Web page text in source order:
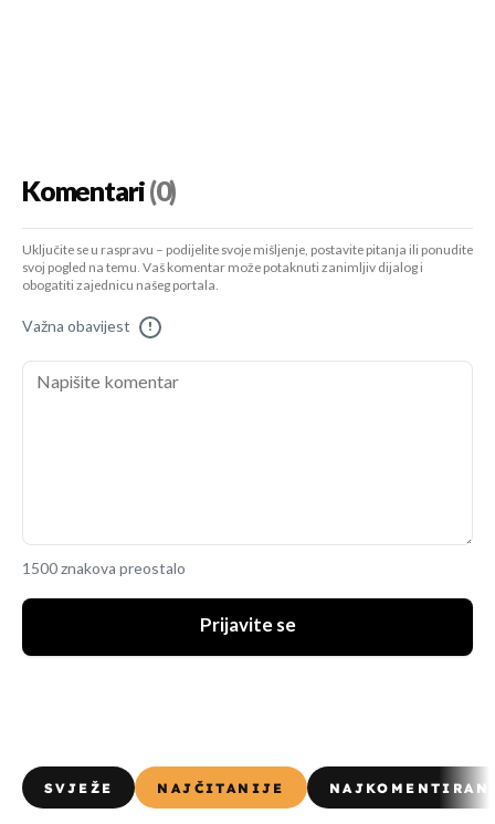
Komentari(0)
Uključite se u raspravu – podijelite svoje mišljenje, postavite pitanja ili ponudite
svoj pogled na temu. Vaš komentar može potaknuti zanimljiv dijalog i
obogatiti zajednicu našeg portala.
Važna obavijest !
1500 znakova preostalo
Prijavite se
SVJEŽE NAJČITANIJE